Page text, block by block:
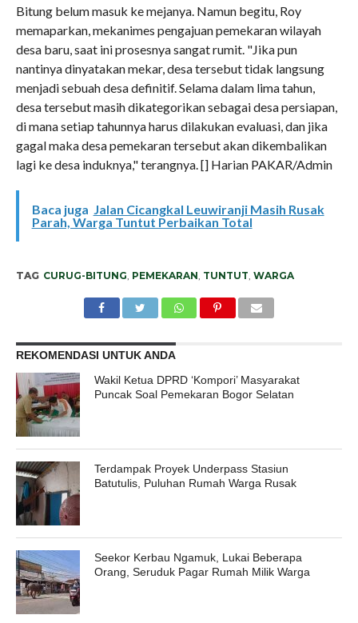
Bitung belum masuk ke mejanya. Namun begitu, Roy
memaparkan, mekanimes pengajuan pemekaran wilayah
desa baru, saat ini prosesnya sangat rumit. "Jika pun
nantinya dinyatakan mekar, desa tersebut tidak langsung
menjadi sebuah desa definitif. Selama dalam lima tahun,
desa tersebut ‎masih dikategorikan sebagai desa persiapan,
di mana setiap tahunnya harus dilakukan evaluasi, dan jika
gagal maka desa pemekaran tersebut akan dikembalikan
lagi ke desa induknya," terangnya. [] Harian PAKAR/Admin
Baca juga Jalan Cicangkal Leuwiranji Masih Rusak
Parah, Warga Tuntut Perbaikan Total
TAG CURUG-BITUNG PEMEKARAN TUNTUT WARGA
REKOMENDASI UNTUK ANDA
Wakil Ketua DPRD ‘Kompori’ Masyarakat
Puncak Soal Pemekaran Bogor Selatan
Terdampak Proyek Underpass Stasiun
Batutulis, Puluhan Rumah Warga Rusak
Seekor Kerbau Ngamuk, Lukai Beberapa
Orang, Seruduk Pagar Rumah Milik Warga